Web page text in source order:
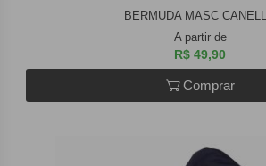
BERMUDA MASC
A partir de
R$ 49,90
Comprar